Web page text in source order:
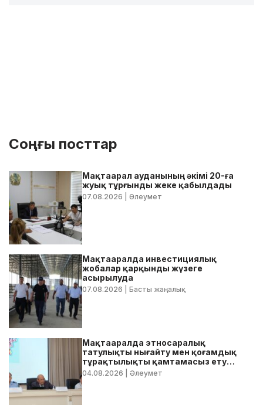
Соңғы посттар
Мақтаарал ауданының әкімі 20-ға
жуық тұрғынды жеке қабылдады
07.08.2026 | Әлеумет
Мақтааралда инвестициялық
жобалар қарқынды жүзеге
асырылуда
07.08.2026 | Басты жаңалық
Мақтааралда этносаралық
татулықты нығайту мен қоғамдық
тұрақтылықты қамтамасыз ету
бойынша жедел кеңес өтті
04.08.2026 | Әлеумет